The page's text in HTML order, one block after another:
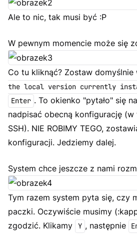
Ale to nic, tak musi być :P
W pewnym momencie może się
Co tu kliknąć? Zostaw domyślnie
the local version currently
Enter . To okienko "pytało" się
nadpisać obecną konfigurację
SSH). NIE ROBIMY TEGO,
konfiguracji. Jedziemy dalej.
System chce jeszcze z nami
Tym razem system pyta się, czy
paczki. Oczywiście musimy
zgodzić. Klikamy
Y , następnie